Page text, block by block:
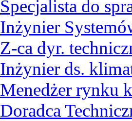
Specjalista do
Inżynier
Z-ca dyr.
Inżynier ds.
Menedżer rynku
Doradca